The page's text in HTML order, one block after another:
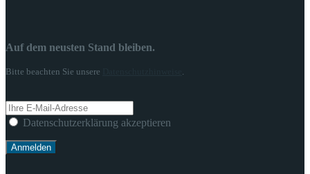
Auf dem neusten Stand bleiben.
Bitte beachten Sie unsere
Datenschutzerklärung akzeptieren